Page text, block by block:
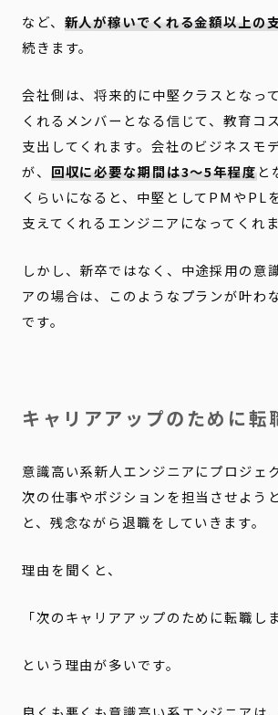
など、 新人が稼いでくれる金額以上の
続きます。
会社側は、将来的に中堅クラスとなっ
くれるメンバーとなる信じて、教育コ
支出してくれます。会社のビジネスモ
が、 回収に必要な期間は3〜5年程度と
くらいになると、中堅としてPMやPL
支えてくれるエンジニアになってくれま
しかし、新卒ではなく、中途採用の意
アの場合は、このようなプランが叶わ
です。
キャリアアップのために転
意識高い系新人エンジニアにプロジェ
次の仕事やポジションを担当させよう
と、残念ながら退職をしていきます。
理由を聞くと、
「次のキャリアアップのために転職し
という理由が多いです。